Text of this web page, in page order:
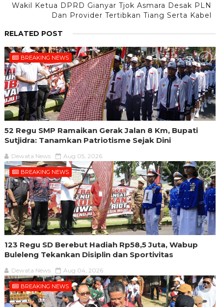
Wakil Ketua DPRD Gianyar Tjok Asmara Desak PLN
Dan Provider Tertibkan Tiang Serta Kabel
RELATED POST
BREAKING NEWS
52 Regu SMP Ramaikan Gerak Jalan 8 Km, Bupati
Sutjidra: Tanamkan Patriotisme Sejak Dini
Dewata News Aug 05, 2026
BREAKING NEWS
123 Regu SD Berebut Hadiah Rp58,5 Juta, Wabup
Buleleng Tekankan Disiplin dan Sportivitas
Dewata News Aug 04, 2026
BREAKING NEWS